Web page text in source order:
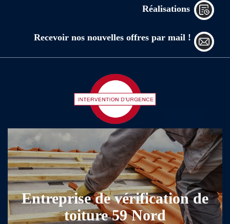
Réalisations
Recevoir nos nouvelles offres par mail !
Entreprise de vérification de
toiture 59 Nord